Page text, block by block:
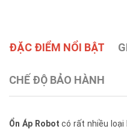
ĐẶC ĐIỂM NỔI BẬT
CHẾ ĐỘ BẢO HÀNH
Ổn Áp Robot có rất nhiều loại